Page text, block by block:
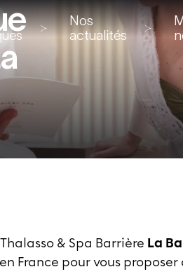
Nos
actualités
& Spa Barrière La
France pour vous